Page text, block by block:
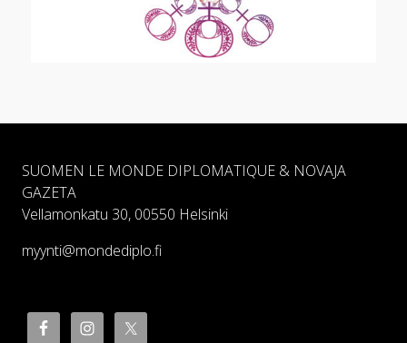
SUOMEN LE MONDE DIPLOMATIQUE & NOVAJA
GAZETA
Vellamonkatu 30, 00550 Helsinki
myynti@mondediplo.fi